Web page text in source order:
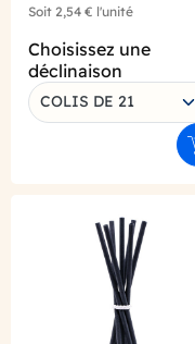
Soit 2,54 € l'unité
Choisissez une
déclinaison
COLIS DE 21